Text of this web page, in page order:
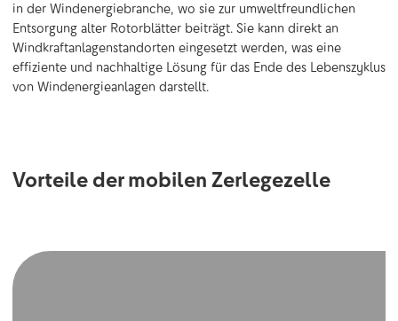
in der Windenergiebranche, wo sie zur umweltfreundlichen
Entsorgung alter Rotorblätter beiträgt. Sie kann direkt an
Windkraftanlagenstandorten eingesetzt werden, was eine
effiziente und nachhaltige Lösung für das Ende des Lebenszyklus
von Windenergieanlagen darstellt.
Vorteile der mobilen Zerlegezelle